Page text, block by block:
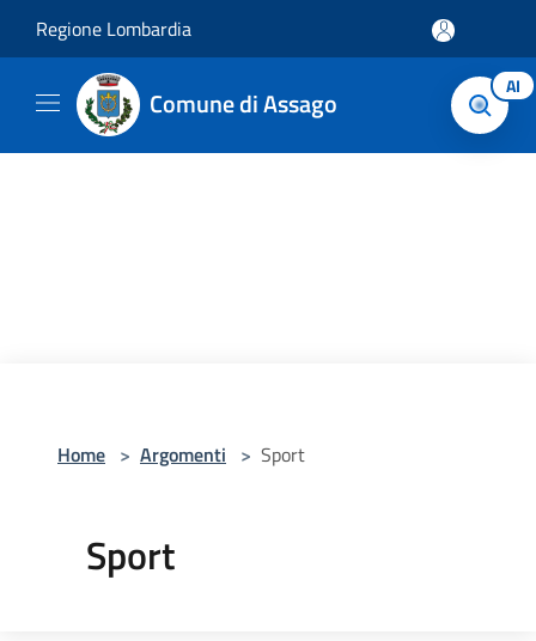
Regione Lombardia
Comune di Assago AI
Home > Argomenti > Sport
Sport